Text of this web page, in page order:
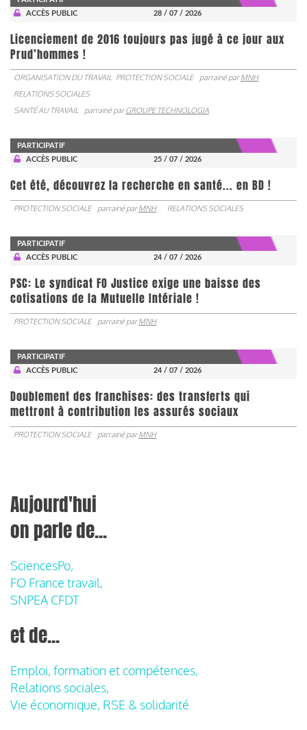
ACCÈS PUBLIC
28 / 07 / 2026
Licenciement de 2016 toujours pas jugé à ce jour aux
Prud’hommes !
ORGANISATION DU TRAVAIL PROTECTION SOCIALE parrainé parMNH
RELATIONS SOCIALES
SANTÉ AU TRAVAIL
parrainé parGROUPE TECHNOLOGIA
PARTICIPATIF
ACCÈS PUBLIC
25 / 07 / 2026
Cet été, découvrez la recherche en santé... en BD !
PROTECTION SOCIALE parrainé parMNH RELATIONS SOCIALES
PARTICIPATIF
ACCÈS PUBLIC
24 / 07 / 2026
PSC: Le syndicat FO Justice exige une baisse des
cotisations de la Mutuelle Intériale !
PROTECTION SOCIALE parrainé parMNH
PARTICIPATIF
ACCÈS PUBLIC
24 / 07 / 2026
Doublement des franchises: des transferts qui
mettront à contribution les assurés sociaux
PROTECTION SOCIALE parrainé parMNH
Aujourd'hui
on parle de...
SciencesPo,
FO France travail,
SNPEA CFDT
et de...
Emploi, formation et compétences,
Relations sociales,
Vie économique, RSE & solidarité